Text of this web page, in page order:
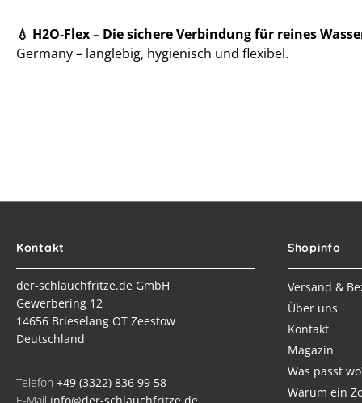
💧 H2O-Flex – Die sichere Verbindung für reines
Germany – langlebig, hygienisch und flexibel.
Kontakt
der-schlauchfritze.de GmbH
Gewerbering 12
14656 Brieselang OT Zeestow
Deutschland
Telefon +49 (3322) 836 99 58
Shopinfo
Versand &
Über uns
Kontakt
Magazin
Was passt
Warum ein